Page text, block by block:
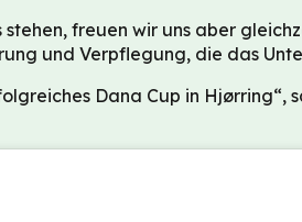
freuen wir uns aber
und Verpflegung, die das
Dana Cup in Hjørring“,